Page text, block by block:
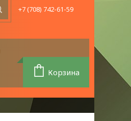
+7 (708) 742-61-59
Корзина